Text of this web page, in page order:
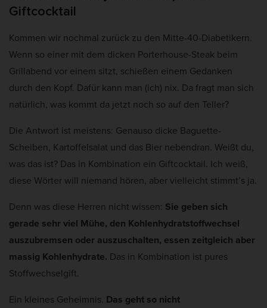
Giftcocktail
Kommen wir nochmal zurück zu den Mitte-40-Diabetikern.
Wenn so einer mit dem dicken Porterhouse-Steak beim
Grillabend vor einem sitzt, schießen einem Gedanken
durch den Kopf. Dafür kann man (ich) nix. Da fragt man sich
natürlich, was kommt da jetzt noch so auf den Teller?
Die Antwort ist meistens: Genauso dicke Baguette-
Scheiben, Kartoffelsalat und das Bier nebendran. Weißt du,
was das ist? Das in Kombination ein Giftcocktail. Ich weiß,
diese Wörter will niemand hören, aber vielleicht stimmt’s ja.
Denn was diese Herren nicht wissen: Sie geben sich
gerade sehr viel Mühe, den Kohlenhydratstoffwechsel
auszubremsen oder auszuschalten, essen zeitgleich aber
massig Kohlenhydrate. Das in Kombination ist pures
Stoffwechselgift.
Ein kleines Geheimnis. Das geht so nicht